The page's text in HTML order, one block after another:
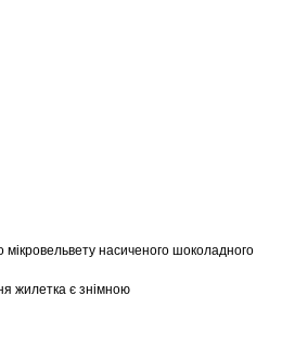
мікровельвету насиченого шоколадного
жилетка є знімною